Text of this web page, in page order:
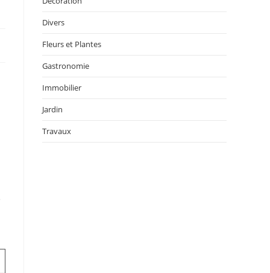
Divers
Fleurs et Plantes
Gastronomie
Immobilier
Jardin
Travaux